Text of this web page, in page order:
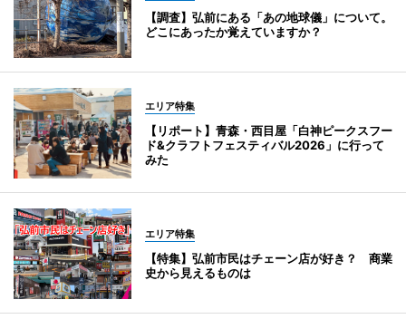
【調査】弘前にある「あの地球儀」について。
どこにあったか覚えていますか？
エリア特集
【リポート】青森・西目屋「白神ピークスフー
ド&クラフトフェスティバル2026」に行って
みた
エリア特集
【特集】弘前市民はチェーン店が好き？ 商業
史から見えるものは